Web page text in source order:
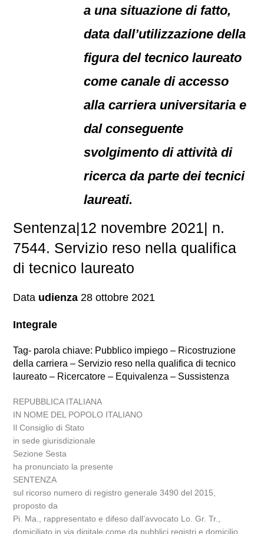
a una situazione di fatto,
data dall’utilizzazione della
figura del tecnico laureato
come canale di accesso
alla carriera universitaria e
dal conseguente
svolgimento di attività di
ricerca da parte dei tecnici
laureati.
Sentenza|12 novembre 2021| n.
7544. Servizio reso nella qualifica
di tecnico laureato
Data udienza 28 ottobre 2021
Integrale
Tag- parola chiave: Pubblico impiego – Ricostruzione
della carriera – Servizio reso nella qualifica di tecnico
laureato – Ricercatore – Equivalenza – Sussistenza
REPUBBLICA ITALIANA
IN NOME DEL POPOLO ITALIANO
Il Consiglio di Stato
in sede giurisdizionale
Sezione Sesta
ha pronunciato la presente
SENTENZA
sul ricorso numero di registro generale 3490 del 2015,
proposto da
Pi. Ma., rappresentato e difeso dall’avvocato Lo. Gr. Tr.,
domiciliato in via digitale come da pubblici registri e domicilio